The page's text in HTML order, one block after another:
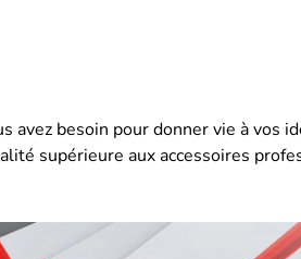
avez besoin pour donner vie à vos
supérieure aux accessoires